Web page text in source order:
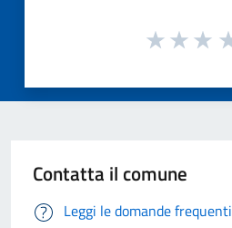
Contatta il comune
Leggi le domande frequenti